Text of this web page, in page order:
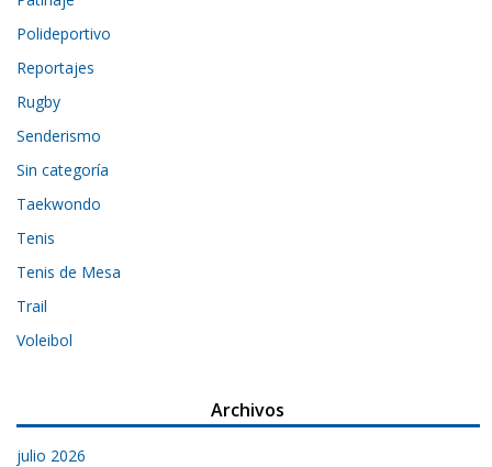
Polideportivo
Reportajes
Rugby
Senderismo
Sin categoría
Taekwondo
Tenis
Tenis de Mesa
Trail
Voleibol
Archivos
julio 2026